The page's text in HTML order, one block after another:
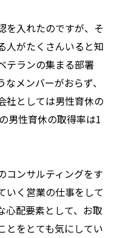
を入れたのですが、そ
人がたくさんいると知
テランの集まる部署
メンバーがおらず、
社としては男性育休の
男性育休の取得率は1
コンサルティングをす
いく営業の仕事をして
心配要素として、お取
とをとても気にしてい